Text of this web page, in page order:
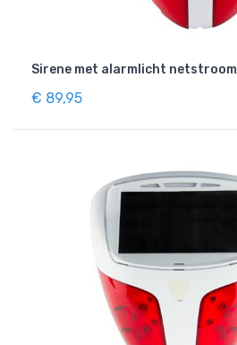
Sirene met alarmlicht netstroom
€ 89,95